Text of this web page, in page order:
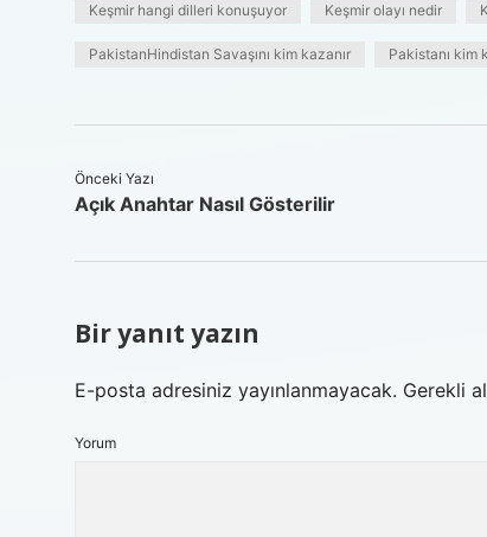
Keşmir hangi dilleri konuşuyor Keşmir olayı nedir
PakistanHindistan Savaşını kim kazanır Pakistanı kim
Önceki Yazı
Açık Anahtar Nasıl Gösterilir
Bir yanıt yazın
E-posta adresiniz yayınlanmayacak. Gerekli
Yorum